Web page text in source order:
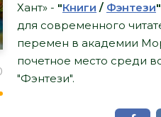
Хант» - "Книги / Фэнтези"
для современного
перемен в академии
почетное место среди
"Фэнтези".